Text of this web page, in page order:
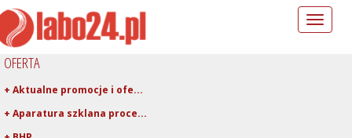
Toggle
OFERTA
+ Aktualne promocje i ofe...
+ Aparatura szklana proce...